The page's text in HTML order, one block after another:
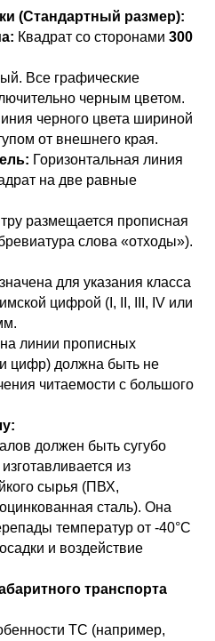
(Стандартный размер):
Квадрат со сторонами 300
Все графические
черным цветом.
черного цвета шириной
от внешнего края.
Горизонтальная линия
на две равные
размещается прописная
слова «отходы»).
для указания класса
цифрой (I, II, III, IV или
линии прописных
цифр) должна быть не
читаемости с большого
должен быть сугубо
из
сырья (ПВХ,
сталь). Она
температур от -40°C
и воздействие
транспорта
ТС (например,